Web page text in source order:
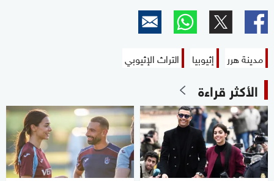
مدينة هرر إثيوبيا التراث الإثيوبي
الأكثر قراءة